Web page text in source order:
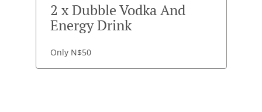
2 x Dubble Vodka And
Energy Drink
Only N$50